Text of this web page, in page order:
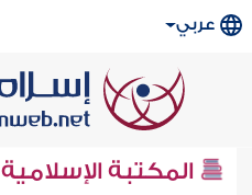
عربي
المكتبة الإسلامية